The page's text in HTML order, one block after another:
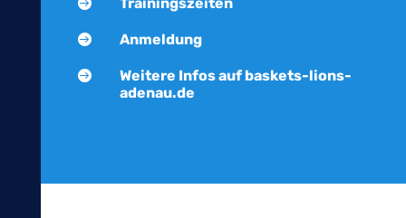
 Anmeldung

Weitere Infos auf baskets-lions-
adenau.de